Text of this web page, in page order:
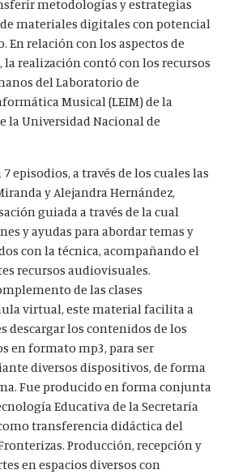
metodologías y estrategias
materiales digitales con potencial
En relación con los aspectos de
realización contó con los recursos
del Laboratorio de
Musical (LEIM) de la
la Universidad Nacional de
episodios, a través de los cuales las
y Alejandra Hernández,
guiada a través de la cual
y ayudas para abordar temas y
con la técnica, acompañando el
recursos audiovisuales.
de las clases
virtual, este material facilita a
descargar los contenidos de los
en formato mp3, para ser
diversos dispositivos, de forma
Fue producido en forma conjunta
Educativa de la Secretaría
transferencia didáctica del
Producción, recepción y
en espacios diversos con